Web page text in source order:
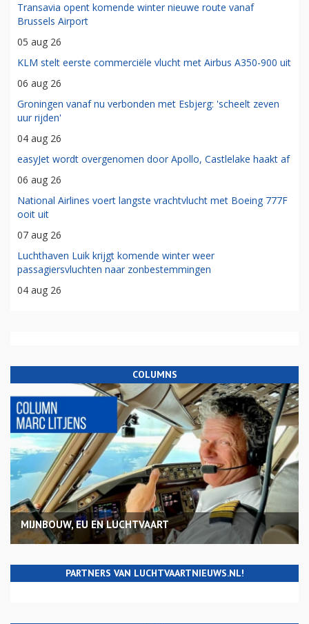
Transavia opent komende winter nieuwe route vanaf
Brussels Airport
05 aug 26
KLM stelt eerste commerciële vlucht met Airbus A350-900 uit
06 aug 26
Groningen vanaf nu verbonden met Esbjerg: 'scheelt zeven
uur rijden'
04 aug 26
easyJet wordt overgenomen door Apollo, Castlelake haakt af
06 aug 26
National Airlines voert langste vrachtvlucht met Boeing 777F
ooit uit
07 aug 26
Luchthaven Luik krijgt komende winter weer
passagiersvluchten naar zonbestemmingen
04 aug 26
COLUMNS
MIJNBOUW, EU EN LUCHTVAART
PARTNERS VAN LUCHTVAARTNIEUWS.NL!